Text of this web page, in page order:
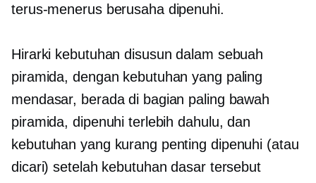
terus-menerus berusaha dipenuhi.
Hirarki kebutuhan disusun dalam sebuah
piramida, dengan kebutuhan yang paling
mendasar, berada di bagian paling bawah
piramida, dipenuhi terlebih dahulu, dan
kebutuhan yang kurang penting dipenuhi (atau
dicari) setelah kebutuhan dasar tersebut